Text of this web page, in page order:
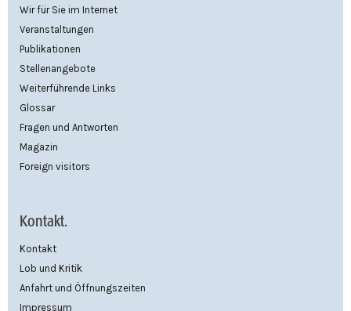
Wir für Sie im Internet
Veranstaltungen
Publikationen
Stellenangebote
Weiterführende Links
Glossar
Fragen und Antworten
Magazin
Foreign visitors
Kontakt.
Kontakt
Lob und Kritik
Anfahrt und Öffnungszeiten
Impressum